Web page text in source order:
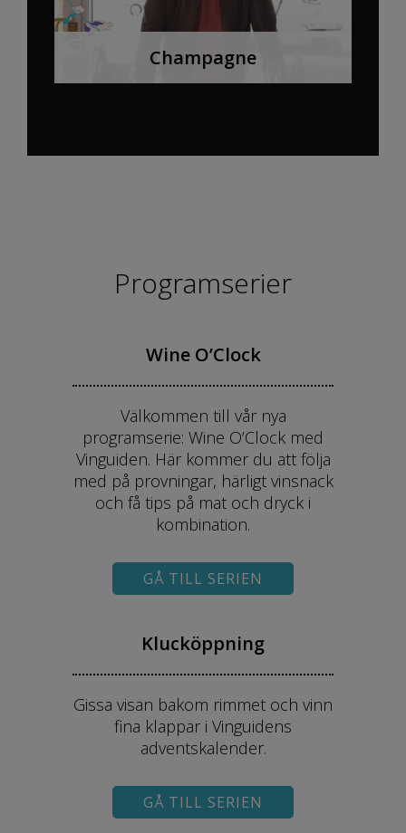
Champagne
Programserier
Wine O’Clock
Välkommen till vår nya
programserie: Wine O’Clock med
Vinguiden. Här kommer du att följa
med på provningar, härligt vinsnack
och få tips på mat och dryck i
kombination.
GÅ TILL SERIEN
Klucköppning
Gissa visan bakom rimmet och vinn
fina klappar i Vinguidens
adventskalender.
GÅ TILL SERIEN